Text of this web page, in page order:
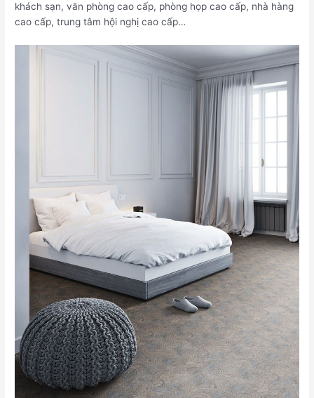
khách sạn, văn phòng cao cấp, phòng họp cao cấp, nhà hàng
cao cấp, trung tâm hội nghị cao cấp…